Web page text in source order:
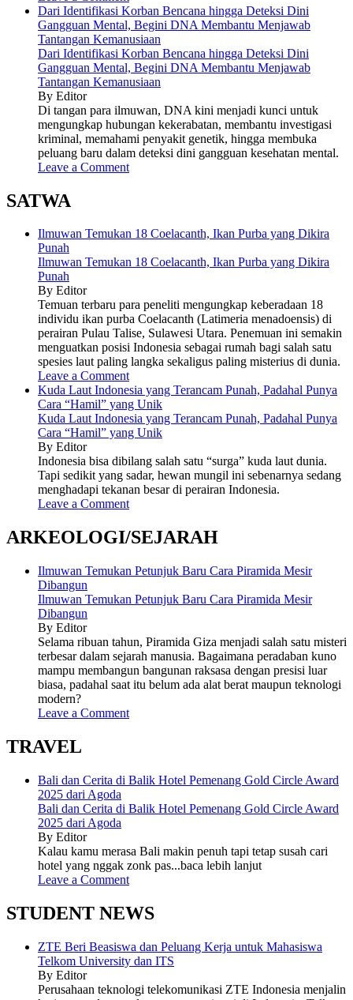
Dari Identifikasi Korban Bencana hingga Deteksi Dini
Gangguan Mental, Begini DNA Membantu Menjawab
Tantangan Kemanusiaan
Dari Identifikasi Korban Bencana hingga Deteksi Dini
Gangguan Mental, Begini DNA Membantu Menjawab
Tantangan Kemanusiaan
By Editor
Di tangan para ilmuwan, DNA kini menjadi kunci untuk
mengungkap hubungan kekerabatan, membantu investigasi
kriminal, memahami penyakit genetik, hingga membuka
peluang baru dalam deteksi dini gangguan kesehatan mental.
Leave a Comment
SATWA
Ilmuwan Temukan 18 Coelacanth, Ikan Purba yang Dikira
Punah
Ilmuwan Temukan 18 Coelacanth, Ikan Purba yang Dikira
Punah
By Editor
Temuan terbaru para peneliti mengungkap keberadaan 18
individu ikan purba Coelacanth (Latimeria menadoensis) di
perairan Pulau Talise, Sulawesi Utara. Penemuan ini semakin
menguatkan posisi Indonesia sebagai rumah bagi salah satu
spesies laut paling langka sekaligus paling misterius di dunia.
Leave a Comment
Kuda Laut Indonesia yang Terancam Punah, Padahal Punya
Cara “Hamil” yang Unik
Kuda Laut Indonesia yang Terancam Punah, Padahal Punya
Cara “Hamil” yang Unik
By Editor
Indonesia bisa dibilang salah satu “surga” kuda laut dunia.
Tapi sedikit yang sadar, hewan mungil ini sebenarnya sedang
menghadapi tekanan besar di perairan Indonesia.
Leave a Comment
ARKEOLOGI/SEJARAH
Ilmuwan Temukan Petunjuk Baru Cara Piramida Mesir
Dibangun
Ilmuwan Temukan Petunjuk Baru Cara Piramida Mesir
Dibangun
By Editor
Selama ribuan tahun, Piramida Giza menjadi salah satu misteri
terbesar dalam sejarah manusia. Bagaimana peradaban kuno
mampu membangun bangunan raksasa dengan presisi luar
biasa, padahal saat itu belum ada alat berat maupun teknologi
modern?
Leave a Comment
TRAVEL
Bali dan Cerita di Balik Hotel Pemenang Gold Circle Award
2025 dari Agoda
Bali dan Cerita di Balik Hotel Pemenang Gold Circle Award
2025 dari Agoda
By Editor
Kalau kamu merasa Bali makin penuh tapi tetap susah cari
hotel yang nggak zonk pas...baca lebih lanjut
Leave a Comment
STUDENT NEWS
ZTE Beri Beasiswa dan Peluang Kerja untuk Mahasiswa
Telkom University dan ITS
By Editor
Perusahaan teknologi telekomunikasi ZTE Indonesia menjalin